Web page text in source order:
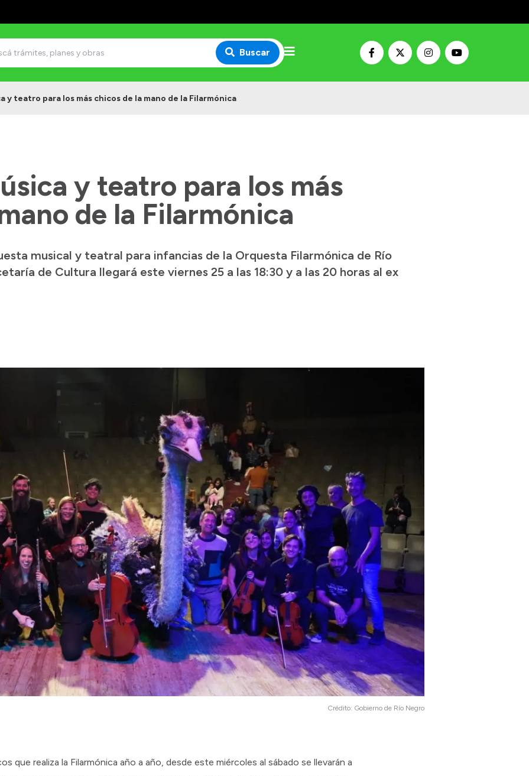
Buscar
y teatro para los más chicos de la mano de la Filarmónica
y teatro para los más
de la Filarmónica
musical y teatral para infancias de la Orquesta Filarmónica de Río
de Cultura llegará este viernes 25 a las 18:30 y a las 20 horas al ex
Crédito: Gobierno de Río Negro
que realiza la Filarmónica año a año, desde este miércoles al sábado se llevarán a